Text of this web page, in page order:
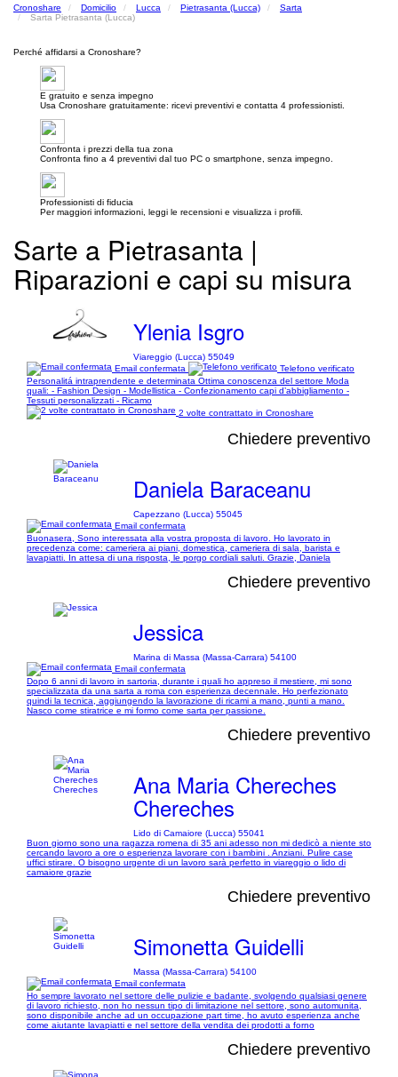
Cronoshare Domicilio Lucca Pietrasanta (Lucca)
Sarta
Sarta Pietrasanta (Lucca)
Perché affidarsi a Cronoshare?
E gratuito e senza impegno
Usa Cronoshare gratuitamente: ricevi preventivi e contatta 4 professionisti.
Confronta i prezzi della tua zona
Confronta fino a 4 preventivi dal tuo PC o smartphone, senza impegno.
Professionisti di fiducia
Per maggiori informazioni, leggi le recensioni e visualizza i profili.
Sarte a Pietrasanta |
Riparazioni e capi su misura
Ylenia Isgro
Viareggio (Lucca) 55049
Email confermata
Telefono verificato
Personalitá intraprendente e determinata Ottima conoscenza del settore Moda
quali: - Fashion Design - Modellistica - Confezionamento capi d’abbigliamento -
Tessuti personalizzati - Ricamo
2 volte contrattato in Cronoshare
Chiedere preventivo
Daniela Baraceanu
Capezzano (Lucca) 55045
Email confermata
Buonasera, Sono interessata alla vostra proposta di lavoro. Ho lavorato in
precedenza come: cameriera ai piani, domestica, cameriera di sala, barista e
lavapiatti. In attesa di una risposta, le porgo cordiali saluti. Grazie, Daniela
Chiedere preventivo
Jessica
Marina di Massa (Massa-Carrara) 54100
Email confermata
Dopo 6 anni di lavoro in sartoria, durante i quali ho appreso il mestiere, mi sono
specializzata da una sarta a roma con esperienza decennale. Ho perfezionato
quindi la tecnica, aggiungendo la lavorazione di ricami a mano, punti a mano.
Nasco come stiratrice e mi formo come sarta per passione.
Chiedere preventivo
Ana Maria Chereches
Chereches
Lido di Camaiore (Lucca) 55041
Buon giorno sono una ragazza romena di 35 ani adesso non mi dedicò a niente sto
cercando lavoro a ore o esperienza lavorare con i bambini . Anziani. Pulire case
uffici stirare. O bisogno urgente di un lavoro sarà perfetto in viareggio o lido di
camaiore grazie
Chiedere preventivo
Simonetta Guidelli
Massa (Massa-Carrara) 54100
Email confermata
Ho sempre lavorato nel settore delle pulizie e badante, svolgendo qualsiasi genere
di lavoro richiesto, non ho nessun tipo di limitazione nel settore, sono automunita,
sono disponibile anche ad un occupazione part time, ho avuto esperienza anche
come aiutante lavapiatti e nel settore della vendita dei prodotti a forno
Chiedere preventivo